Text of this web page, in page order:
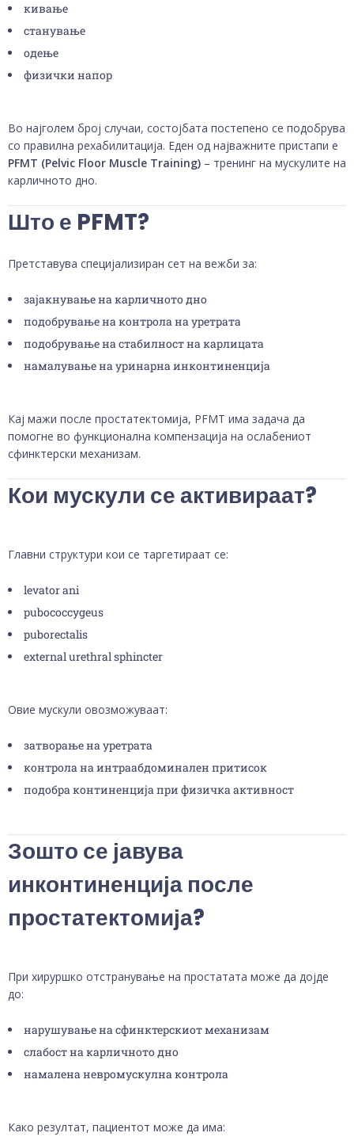
кивање
станување
одење
физички напор
Во најголем број случаи, состојбата постепено се подобрува
со правилна рехабилитација. Еден од најважните пристапи е
PFMT (Pelvic Floor Muscle Training) – тренинг на мускулите на
карличното дно.
Што е PFMT?
Претставува специјализиран сет на вежби за:
зајакнување на карличното дно
подобрување на контрола на уретрата
подобрување на стабилност на карлицата
намалување на уринарна инконтиненција
Кај мажи после простатектомија, PFMT има задача да
помогне во функционална компензација на ослабениот
сфинктерски механизам.
Кои мускули се активираат?
Главни структури кои се таргетираат се:
levator ani
pubococcygeus
puborectalis
external urethral sphincter
Овие мускули овозможуваат:
затворање на уретрата
контрола на интраабдоминален притисок
подобра континенција при физичка активност
Зошто се јавува
инконтиненција после
простатектомија?
При хируршко отстранување на простатата може да дојде
до:
нарушување на сфинктерскиот механизам
слабост на карличното дно
намалена невромускулна контрола
Како резултат, пациентот може да има: